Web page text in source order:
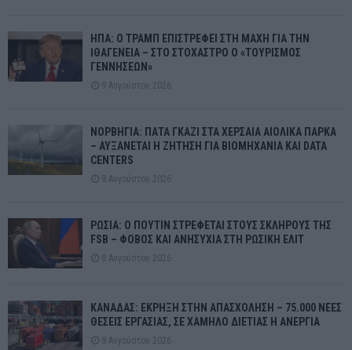
ΗΠΑ: Ο ΤΡΑΜΠ ΕΠΙΣΤΡΕΦΕΙ ΣΤΗ ΜΑΧΗ ΓΙΑ ΤΗΝ
ΙΘΑΓΕΝΕΙΑ – ΣΤΟ ΣΤΟΧΑΣΤΡΟ Ο «ΤΟΥΡΙΣΜΟΣ
ΓΕΝΝΗΣΕΩΝ»
9 Αυγούστου 2026
ΝΟΡΒΗΓΙΑ: ΠΑΤΑ ΓΚΑΖΙ ΣΤΑ ΧΕΡΣΑΙΑ ΑΙΟΛΙΚΑ ΠΑΡΚΑ
– ΑΥΞΑΝΕΤΑΙ Η ΖΗΤΗΣΗ ΓΙΑ ΒΙΟΜΗΧΑΝΙΑ ΚΑΙ DATA
CENTERS
8 Αυγούστου 2026
ΡΩΣΙΑ: Ο ΠΟΥΤΙΝ ΣΤΡΕΦΕΤΑΙ ΣΤΟΥΣ ΣΚΛΗΡΟΥΣ ΤΗΣ
FSB – ΦΟΒΟΣ ΚΑΙ ΑΝΗΣΥΧΙΑ ΣΤΗ ΡΩΣΙΚΗ ΕΛΙΤ
8 Αυγούστου 2026
ΚΑΝΑΔΑΣ: ΕΚΡΗΞΗ ΣΤΗΝ ΑΠΑΣΧΟΛΗΣΗ – 75.000 ΝΕΕΣ
ΘΕΣΕΙΣ ΕΡΓΑΣΙΑΣ, ΣΕ ΧΑΜΗΛΟ ΔΙΕΤΙΑΣ Η ΑΝΕΡΓΙΑ
8 Αυγούστου 2026